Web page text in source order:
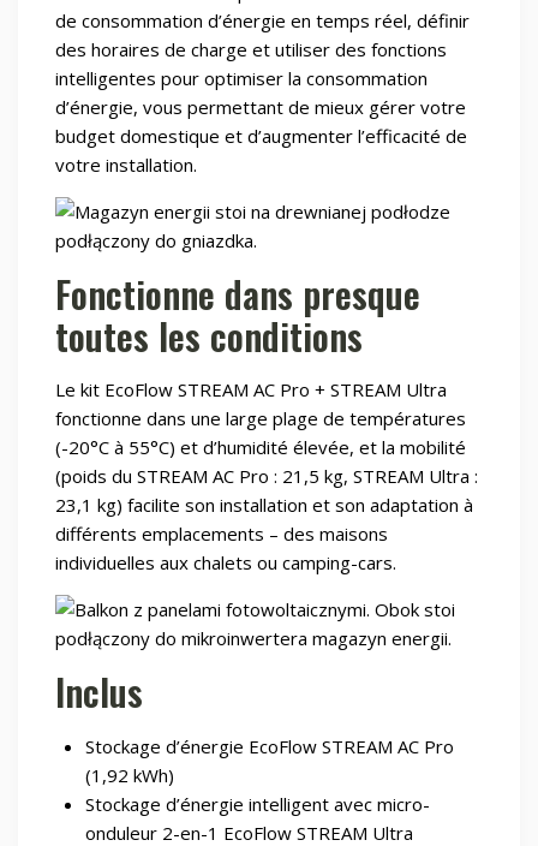
de consommation d’énergie en temps réel, définir
des horaires de charge et utiliser des fonctions
intelligentes pour optimiser la consommation
d’énergie, vous permettant de mieux gérer votre
budget domestique et d’augmenter l’efficacité de
votre installation.
Fonctionne dans presque
toutes les conditions
Le kit EcoFlow STREAM AC Pro + STREAM Ultra
fonctionne dans une large plage de températures
(-20°C à 55°C) et d’humidité élevée, et la mobilité
(poids du STREAM AC Pro : 21,5 kg, STREAM Ultra :
23,1 kg) facilite son installation et son adaptation à
différents emplacements – des maisons
individuelles aux chalets ou camping-cars.
Inclus
Stockage d’énergie EcoFlow STREAM AC Pro
(1,92 kWh)
Stockage d’énergie intelligent avec micro-
onduleur 2-en-1 EcoFlow STREAM Ultra